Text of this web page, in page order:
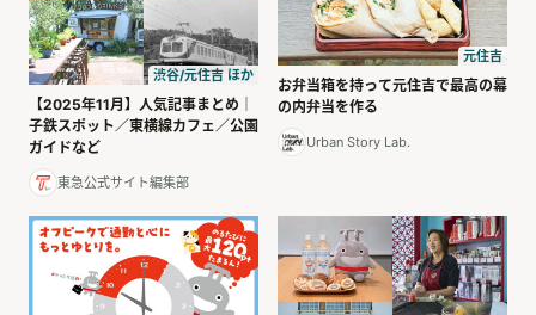
渋谷/元住吉 ほか
【2025年11月】人気記事まとめ｜
子鉄スポット／東横線カフェ／公園
ガイドなど
東急公式サイト編集部
元住吉
お弁当箱を持って元住吉で最高の幕
の内弁当を作る
Urban Story Lab.